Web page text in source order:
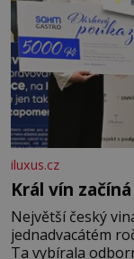
iluxus.cz
Král vín
Největší český
jednadvacátém
Ta vybírala